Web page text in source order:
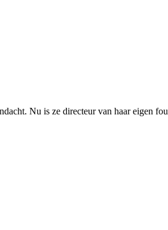
Nu is ze directeur van haar eigen